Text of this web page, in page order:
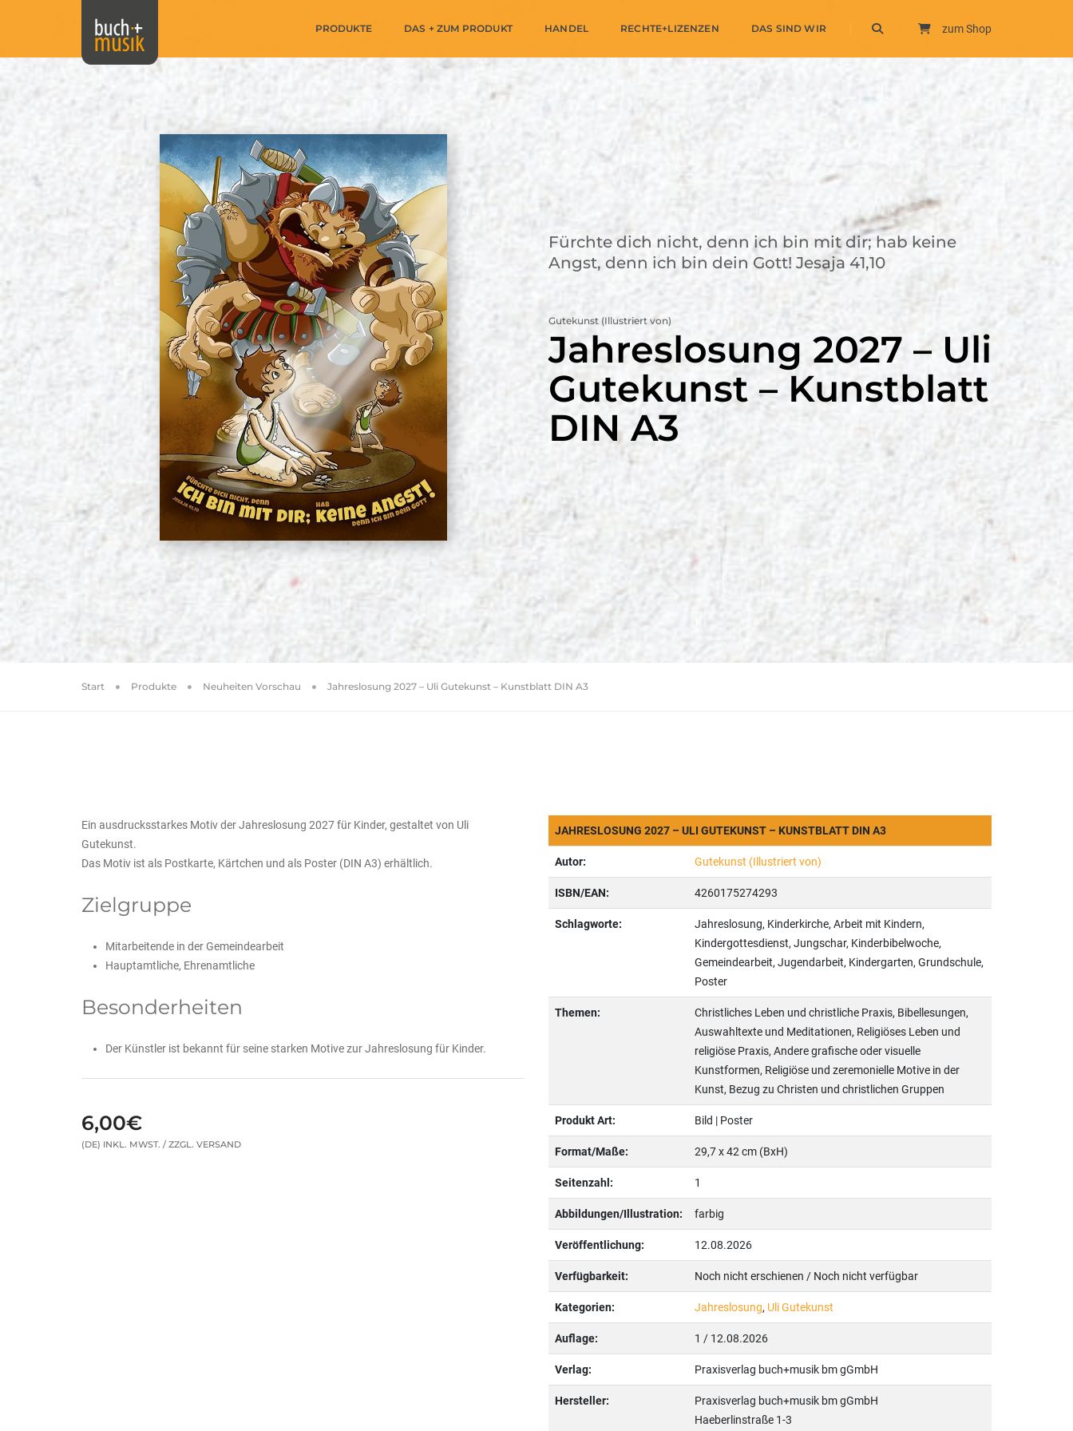
PRODUKTE DAS + ZUM PRODUKT HANDEL RECHTE+LIZENZEN DAS SIND WIR zum Shop
Fürchte dich nicht, denn ich bin mit dir; hab keine
Angst, denn ich bin dein Gott! Jesaja 41,10
Gutekunst (Illustriert von)
Jahreslosung 2027 – Uli
Gutekunst – Kunstblatt
DIN A3
Start Produkte Neuheiten Vorschau Jahreslosung 2027 – Uli Gutekunst – Kunstblatt DIN A3
Ein ausdrucksstarkes Motiv der Jahreslosung 2027 für Kinder, gestaltet von Uli
Gutekunst.
Das Motiv ist als Postkarte, Kärtchen und als Poster (DIN A3) erhältlich.
Zielgruppe
Mitarbeitende in der Gemeindearbeit
Hauptamtliche, Ehrenamtliche
Besonderheiten
Der Künstler ist bekannt für seine starken Motive zur Jahreslosung für Kinder.
6,00€
(DE) INKL. MWST. / ZZGL. VERSAND
JAHRESLOSUNG 2027 – ULI GUTEKUNST – KUNSTBLATT DIN A3
Autor: Gutekunst (Illustriert von)
ISBN/EAN: 4260175274293
Schlagworte:
Jahreslosung, Kinderkirche, Arbeit mit Kindern,
Kindergottesdienst, Jungschar, Kinderbibelwoche,
Gemeindearbeit, Jugendarbeit, Kindergarten, Grundschule,
Poster
Themen:
Christliches Leben und christliche Praxis, Bibellesungen,
Auswahltexte und Meditationen, Religiöses Leben und
religiöse Praxis, Andere grafische oder visuelle
Kunstformen, Religiöse und zeremonielle Motive in der
Kunst, Bezug zu Christen und christlichen Gruppen
Produkt Art: Bild | Poster
Format/Maße: 29,7 x 42 cm (BxH)
Seitenzahl: 1
Abbildungen/Illustration: farbig
Veröffentlichung: 12.08.2026
Verfügbarkeit: Noch nicht erschienen / Noch nicht verfügbar
Kategorien: Jahreslosung, Uli Gutekunst
Auflage: 1 / 12.08.2026
Verlag: Praxisverlag buch+musik bm gGmbH
Hersteller:
Praxisverlag buch+musik bm gGmbH
Haeberlinstraße 1-3